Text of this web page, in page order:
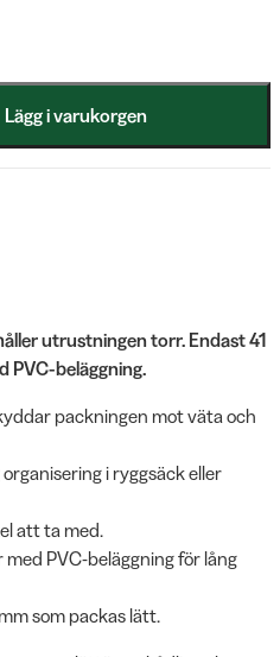
Lägg i varukorgen
utrustningen torr. Endast 41
PVC-beläggning.
packningen mot väta och
i ryggsäck eller
att ta med.
PVC-beläggning för lång
som packas lätt.